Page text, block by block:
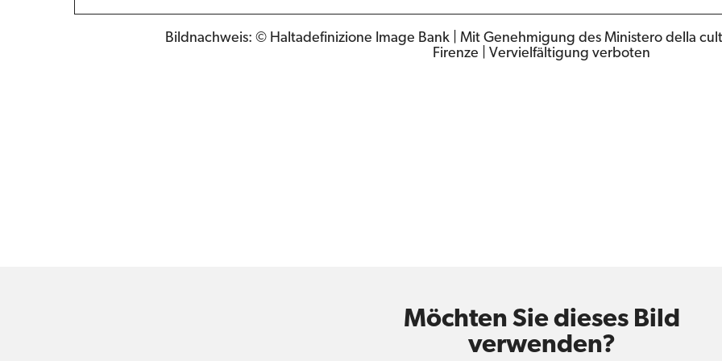
Bildnachweis: © Haltadefinizione Image Bank | Mit Genehmigung des Ministero della
Firenze | Vervielfältigung verboten
Möchten Sie dieses Bild
verwenden?